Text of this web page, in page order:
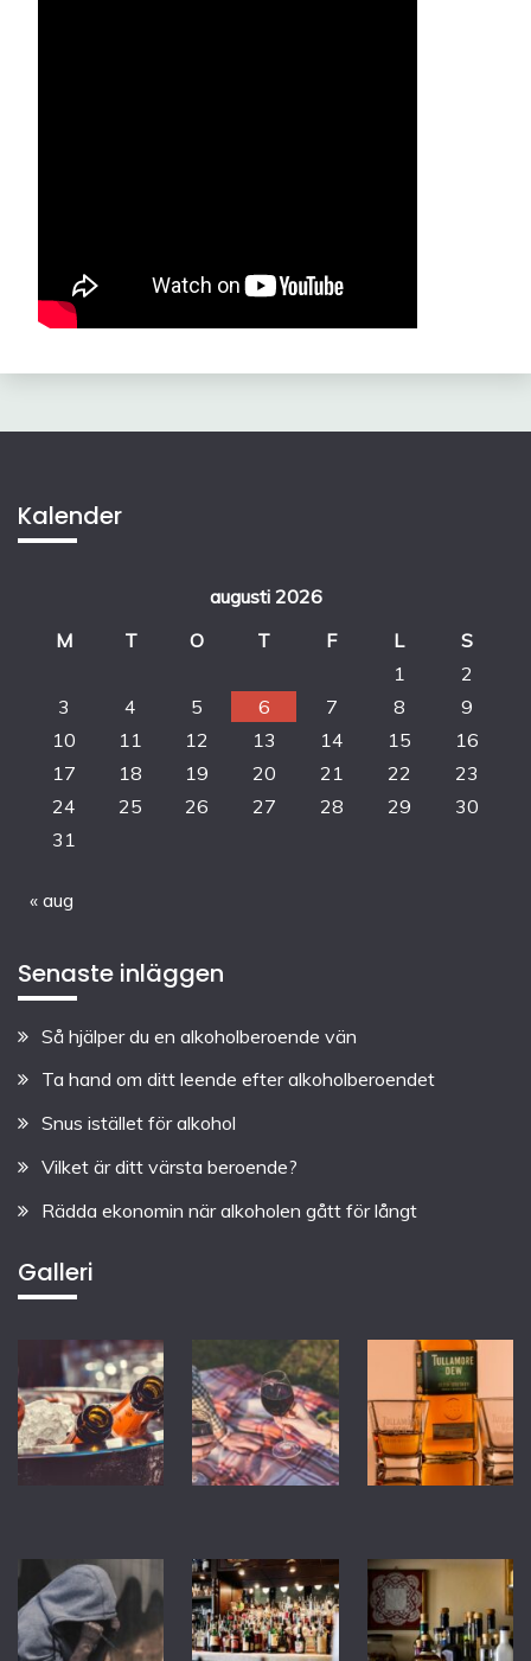
Kalender
augusti 2026
M
T O T F L
S
1
2
3
4 5 6 7 8
9
10
11 12 13 14 15
16
17
18 19 20 21 22
23
24
25 26 27 28 29
30
31
« aug
Senaste inläggen
Så hjälper du en alkoholberoende vän
Ta hand om ditt leende efter alkoholberoendet
Snus istället för alkohol
Vilket är ditt värsta beroende?
Rädda ekonomin när alkoholen gått för långt
Galleri